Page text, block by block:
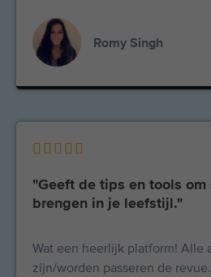
Romy Singh
    
"Geeft de tips en tools om
brengen in je leefstijl."
Wat een heerlijk platform! Alle
zijn/worden passeren de